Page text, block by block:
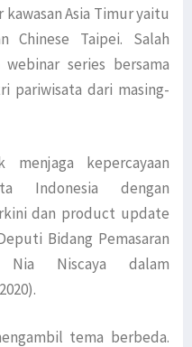
Asia Timur yaitu
Chinese Taipei. Salah
series bersama
pariwisata dari masing-
kepercayaan
Indonesia dengan
dan product update
Bidang Pemasaran
Nia Niscaya dalam
tema berbeda.